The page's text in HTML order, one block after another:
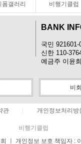
폼갤러리 비행기클럽
BANK
국민 921601-
신한 110-
예금주 이윤
비
관 개인정보처리방
비행기클럽
ㅣ 개인정보 보호 책임자 :